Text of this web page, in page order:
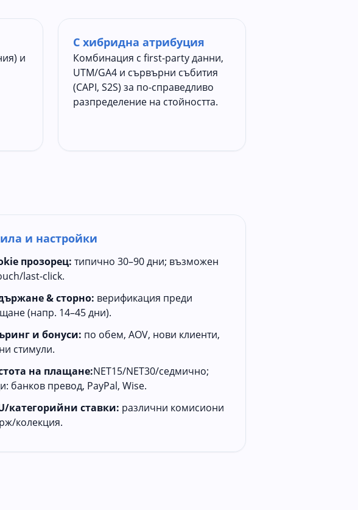
и
С хибридна атрибуция
Комбинация с first-party данни,
UTM/GA4 и сървърни събития
(CAPI, S2S) за по-справедливо
разпределение на стойността.
и настройки
прозорец: типично 30–90 дни; възможен
last-click.
& сторно: верификация преди
(напр. 14–45 дни).
и бонуси: по обем, AOV, нови клиенти,
стимули.
на плащане:NET15/NET30/седмично;
банков превод, PayPal, Wise.
категорийни ставки: различни комисиони
колекция.